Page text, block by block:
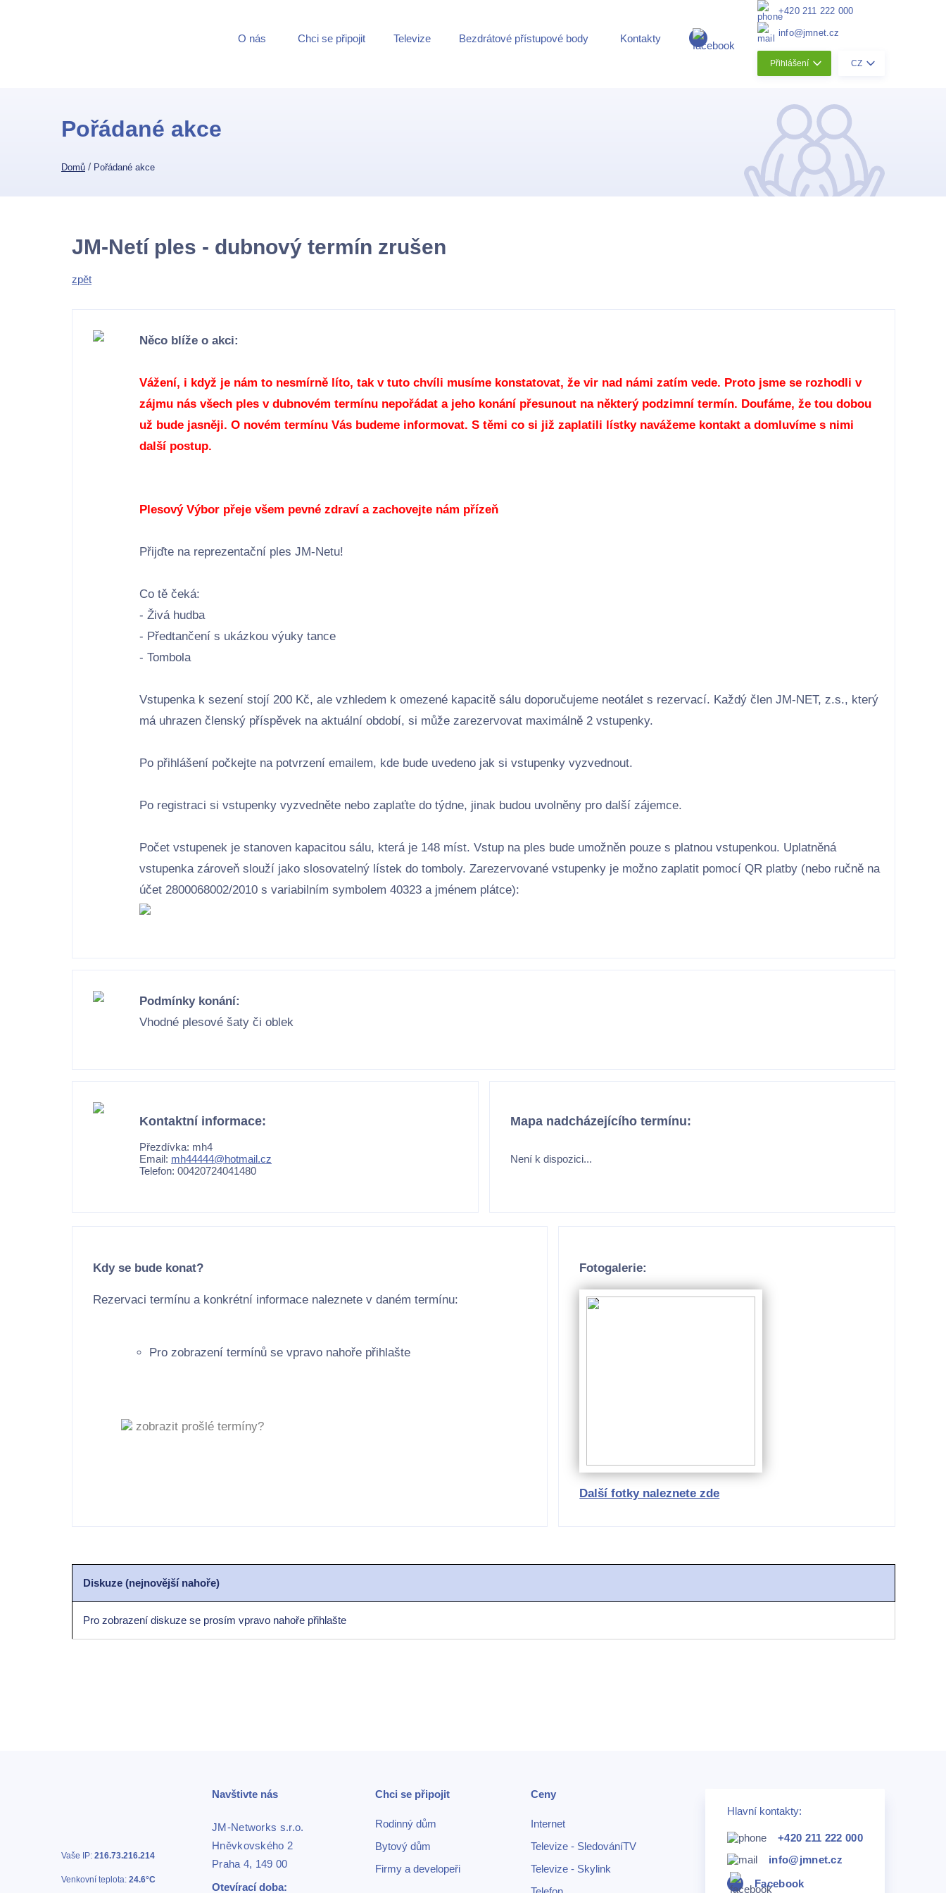
O nás Chci se připojit Televize Bezdrátové přístupové body Kontakty
+420 211 222 000
info@jmnet.cz
Přihlášení CZ
Pořádané akce
Domů / Pořádané akce
JM-Netí ples - dubnový termín zrušen
zpět
Něco blíže o akci:
Vážení, i když je nám to nesmírně líto, tak v tuto chvíli musíme konstatovat, že vir nad námi zatím vede. Proto jsme se rozhodli v
zájmu nás všech ples v dubnovém termínu nepořádat a jeho konání přesunout na některý podzimní termín. Doufáme, že tou dobou
už bude jasněji. O novém termínu Vás budeme informovat. S těmi co si již zaplatili lístky navážeme kontakt a domluvíme s nimi
další postup.
Plesový Výbor přeje všem pevné zdraví a zachovejte nám přízeň
Přijďte na reprezentační ples JM-Netu!
Co tě čeká:
- Živá hudba
- Předtančení s ukázkou výuky tance
- Tombola
Vstupenka k sezení stojí 200 Kč, ale vzhledem k omezené kapacitě sálu doporučujeme neotálet s rezervací. Každý člen JM-NET, z.s., který
má uhrazen členský příspěvek na aktuální období, si může zarezervovat maximálně 2 vstupenky.
Po přihlášení počkejte na potvrzení emailem, kde bude uvedeno jak si vstupenky vyzvednout.
Po registraci si vstupenky vyzvedněte nebo zaplaťte do týdne, jinak budou uvolněny pro další zájemce.
Počet vstupenek je stanoven kapacitou sálu, která je 148 míst. Vstup na ples bude umožněn pouze s platnou vstupenkou. Uplatněná
vstupenka zároveň slouží jako slosovatelný lístek do tomboly. Zarezervované vstupenky je možno zaplatit pomocí QR platby (nebo ručně na
účet 2800068002/2010 s variabilním symbolem 40323 a jménem plátce):
Podmínky konání:
Vhodné plesové šaty či oblek
Kontaktní informace:
Přezdívka: mh4
Email: mh44444@hotmail.cz
Telefon: 00420724041480
Mapa nadcházejícího termínu:
Není k dispozici...
Kdy se bude konat?
Rezervaci termínu a konkrétní informace naleznete v daném termínu:
Pro zobrazení termínů se vpravo nahoře přihlašte
zobrazit prošlé termíny?
Fotogalerie:
Další fotky naleznete zde
Diskuze (nejnovější nahoře)
Pro zobrazení diskuze se prosím vpravo nahoře přihlašte
Vaše IP: 216.73.216.214
Venkovní teplota: 24.6°C
Navštivte nás
JM-Networks s.r.o.
Hněvkovského 2
Praha 4, 149 00
Otevírací doba:
Chci se připojit
Rodinný dům
Bytový dům
Firmy a developeři
Ceny
Internet
Televize - SledováníTV
Televize - Skylink
Hlavní kontakty:
+420 211 222 000
info@jmnet.cz
Facebook